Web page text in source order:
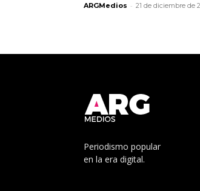
ARGMedios - 21 de diciembre de
Periodismo popular
en la era digital.